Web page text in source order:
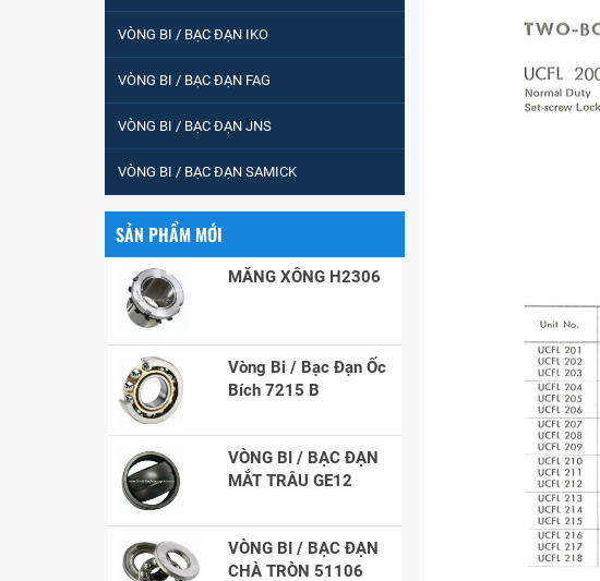
VÒNG BI / BẠC ĐẠN IKO
VÒNG BI / BẠC ĐẠN FAG
VÒNG BI / BẠC ĐẠN JNS
VÒNG BI / BẠC ĐẠN SAMICK
SẢN PHẨM MỚI
VÒNG BI / BẠC ĐẠN
CHÀ TRÒN 51105
VÒNG BI / BẠC ĐẠN
CỐT BƠM NƯỚC
12x12x26
MẮT TRÂU GE12
CHÀ TRÒN 51106